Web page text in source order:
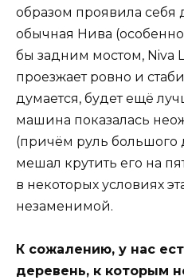
образом проявила себя
обычная Нива
бы задним мостом, Niva
проезжает ровно и
думается, будет ещё
машина показалась
(причём руль большого
мешал крутить его на
в некоторых условиях
незаменимой.
К сожалению, у нас
деревень, к которым